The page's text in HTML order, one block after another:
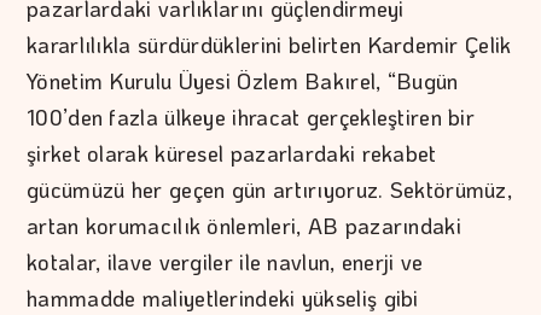
pazarlardaki varlıklarını güçlendirmeyi
kararlılıkla sürdürdüklerini belirten Kardemir Çelik
Yönetim Kurulu Üyesi Özlem Bakırel, “Bugün
100’den fazla ülkeye ihracat gerçekleştiren bir
şirket olarak küresel pazarlardaki rekabet
gücümüzü her geçen gün artırıyoruz. Sektörümüz,
artan korumacılık önlemleri, AB pazarındaki
kotalar, ilave vergiler ile navlun, enerji ve
hammadde maliyetlerindeki yükseliş gibi